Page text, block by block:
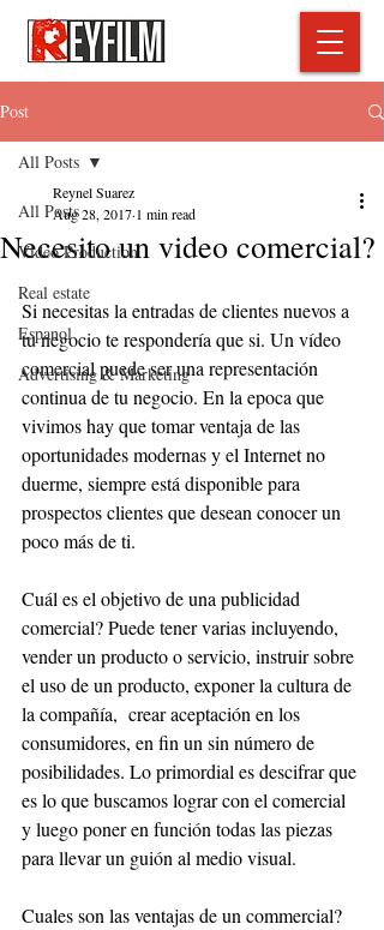
Post
All Posts
Video Production
Real estate
Espanol
Advertising & Marketing
All Posts
Necesito un video comercial?
Reynel Suarez
Aug 28, 2017 1 min read
Si necesitas la entradas de clientes nuevos a
tu negocio te respondería que si. Un vídeo
comercial puede ser una representación
continua de tu negocio. En la epoca que
vivimos hay que tomar ventaja de las
oportunidades modernas y el Internet no
duerme, siempre está disponible para
prospectos clientes que desean conocer un
poco más de ti.
Cuál es el objetivo de una publicidad
comercial? Puede tener varias incluyendo,
vender un producto o servicio, instruir sobre
el uso de un producto, exponer la cultura de
la compañía,  crear aceptación en los
consumidores, en fin un sin número de
posibilidades. Lo primordial es descifrar que
es lo que buscamos lograr con el comercial
y luego poner en función todas las piezas
para llevar un guión al medio visual.
Cuales son las ventajas de un commercial?